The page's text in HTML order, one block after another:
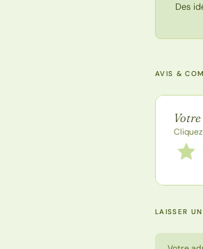
Des
AVIS &
Note
1
LAISSER